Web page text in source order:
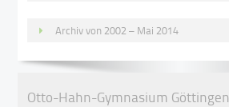
Archiv von 2002 – Mai 2014
Otto-Hahn-Gymnasium Göttingen